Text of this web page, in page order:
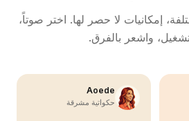
إمكانيات لا حصر لها. اختر صوتاً،
واشعر بالفرق.
Aoede
حكواتية مشرقة